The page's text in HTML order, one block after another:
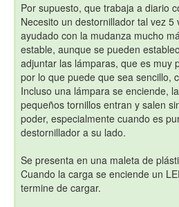
Por supuesto, que trabaja a diario
Necesito un destornillador tal vez
ayudado con la mudanza mucho
estable, aunque se pueden
adjuntar las lámparas, que es muy
por lo que puede que sea sencillo,
Incluso una lámpara se enciende,
pequeños tornillos entran y salen
poder, especialmente cuando es
destornillador a su lado.
Se presenta en una maleta de
Cuando la carga se enciende un
termine de cargar.